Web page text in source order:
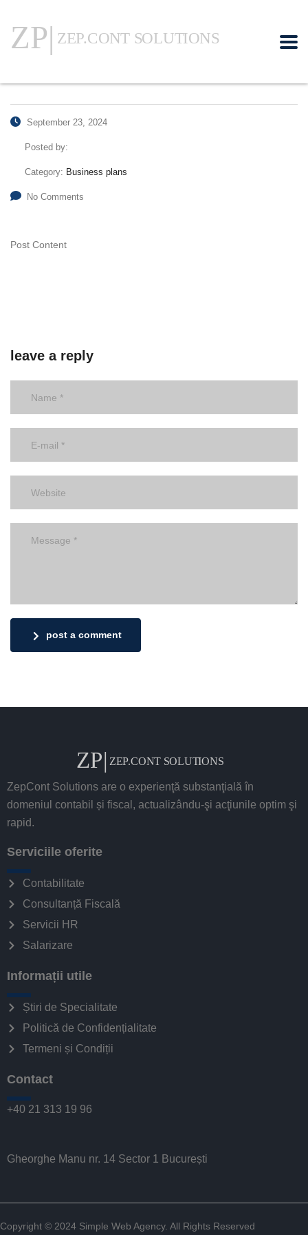
September 23, 2024
Posted by:
Category: Business plans
No Comments
Post Content
leave a reply
post a comment
ZepCont Solutions are o experienţă substanţială în
domeniul contabil și fiscal, actualizându-şi acţiunile optim şi
rapid.
Serviciile oferite
Contabilitate
Consultanță Fiscală
Servicii HR
Salarizare
Informații utile
Știri de Specialitate
Politică de Confidențialitate
Termeni și Condiții
Contact
+40 21 313 19 96
Gheorghe Manu nr. 14 Sector 1 București
Copyright © 2024 Simple Web Agency. All Rights Reserved